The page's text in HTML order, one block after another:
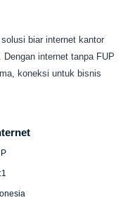
biar internet kantor
internet tanpa FUP
koneksi untuk bisnis